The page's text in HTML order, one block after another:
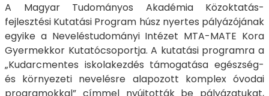
A Magyar Tudományos Akadémia Közoktatás-
fejlesztési Kutatási Program húsz nyertes pályázójának
egyike a Neveléstudományi Intézet MTA-MATE Kora
Gyermekkor Kutatócsoportja. A kutatási programra a
„Kudarcmentes iskolakezdés támogatása egészség-
és környezeti nevelésre alapozott komplex óvodai